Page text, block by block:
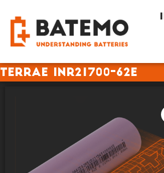
TerraE INR21700-62E